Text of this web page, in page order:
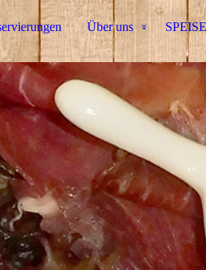
Über uns